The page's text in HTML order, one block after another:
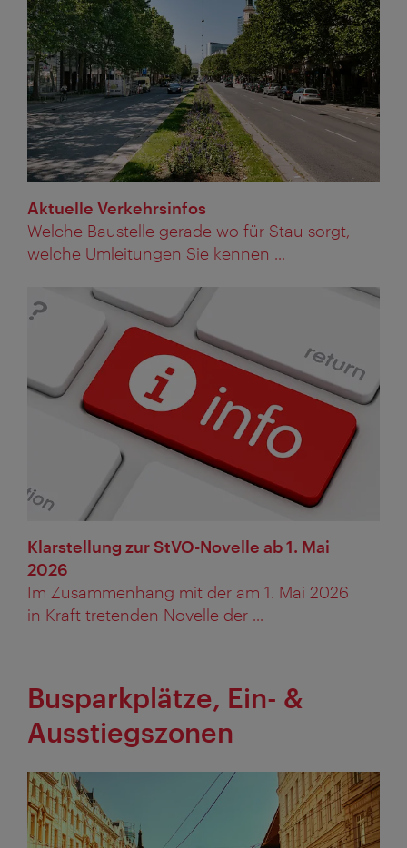
Aktuelle Verkehrsinfos
Welche Baustelle gerade wo für Stau sorgt,
welche Umleitungen Sie kennen ...
Klarstellung zur StVO-Novelle ab 1. Mai
2026
Im Zusammenhang mit der am 1. Mai 2026
in Kraft tretenden Novelle der ...
Busparkplätze, Ein- &
Ausstiegszonen